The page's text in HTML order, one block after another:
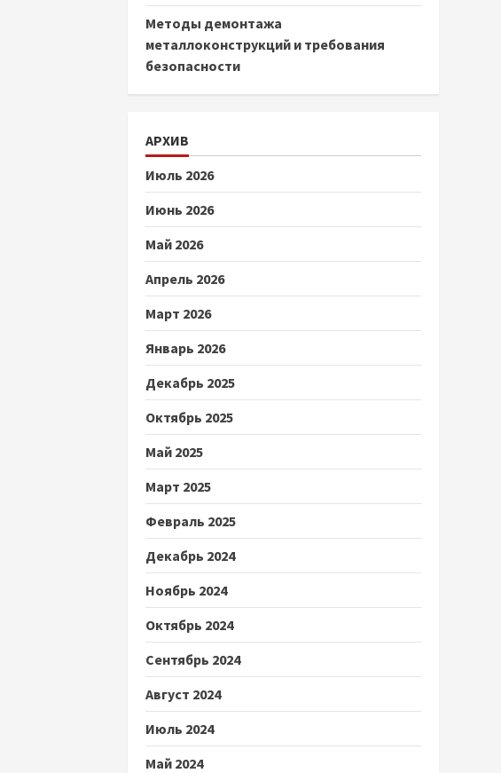
Методы демонтажа
металлоконструкций и требования
безопасности
АРХИВ
Июль 2026
Июнь 2026
Май 2026
Апрель 2026
Март 2026
Январь 2026
Декабрь 2025
Октябрь 2025
Май 2025
Март 2025
Февраль 2025
Декабрь 2024
Ноябрь 2024
Октябрь 2024
Сентябрь 2024
Август 2024
Июль 2024
Май 2024